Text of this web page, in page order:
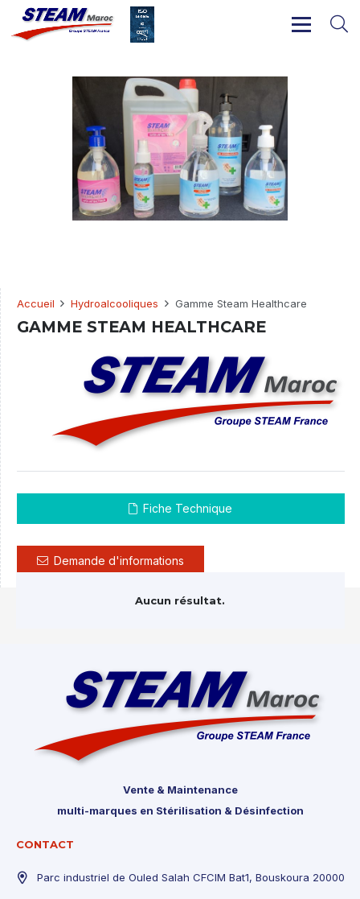
Accueil Hydroalcooliques Gamme Steam Healthcare
GAMME STEAM HEALTHCARE
Fiche Technique
Demande d'informations
Aucun résultat.
Vente & Maintenance
multi-marques en Stérilisation & Désinfection
CONTACT
Parc industriel de Ouled Salah CFCIM Bat1, Bouskoura 20000